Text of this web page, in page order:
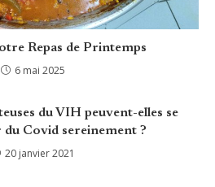
Repas de Printemps
6 mai 2025
du VIH peuvent-elles se
Covid sereinement ?
20 janvier 2021